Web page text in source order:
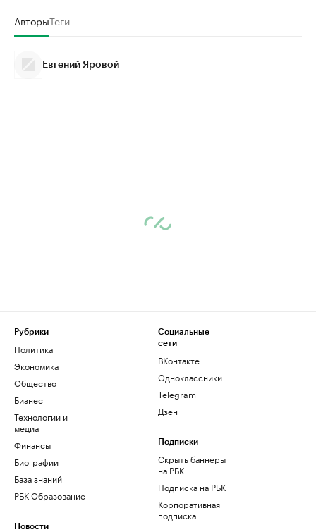
АвторыТеги
Евгений Яровой
Рубрики
Политика
Экономика
Общество
Бизнес
Технологии и
медиа
Финансы
Биографии
База знаний
РБК Образование
Новости
Социальные
сети
ВКонтакте
Одноклассники
Telegram
Дзен
Подписки
Скрыть баннеры
на РБК
Подписка на РБК
Корпоративная
подписка